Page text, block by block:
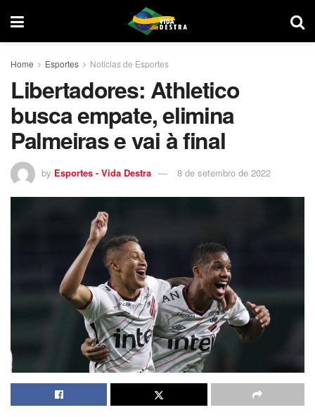
Home Esportes Notícias de Esportes
Libertadores: Athletico
busca empate, elimina
Palmeiras e vai à final
by Esportes - Vida Destra 8 de setembro de 2022